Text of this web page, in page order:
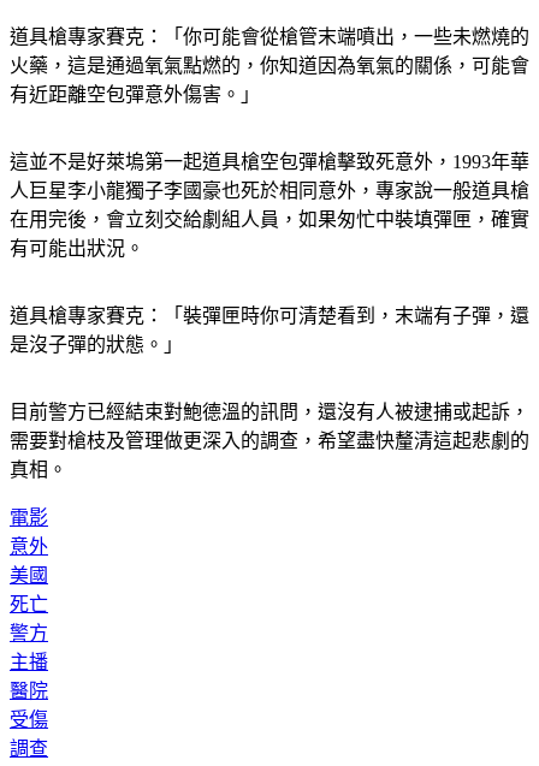
道具槍專家賽克：「你可能會從槍管末端噴出，一些未燃燒的
火藥，這是通過氧氣點燃的，你知道因為氧氣的關係，可能會
這並不是好萊塢第一起道具槍空包彈槍擊致死意外，1993年華
人巨星李小龍獨子李國豪也死於相同意外，專家說一般道具槍
在用完後，會立刻交給劇組人員，如果匆忙中裝填彈匣，確實
道具槍專家賽克：「裝彈匣時你可清楚看到，末端有子彈，還
目前警方已經結束對鮑德溫的訊問，還沒有人被逮捕或起訴，
需要對槍枝及管理做更深入的調查，希望盡快釐清這起悲劇的
電影
意外
美國
死亡
警方
主播
醫院
受傷